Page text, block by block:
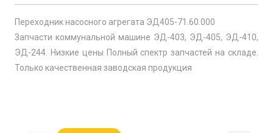
Переходник насосного агрегата ЭД405-71.60.000
Запчасти коммунальной машине ЭД-403, ЭД-405, ЭД-410,
ЭД-244. Низкие цены Полный спектр запчастей на складе.
Только качественная заводская продукция